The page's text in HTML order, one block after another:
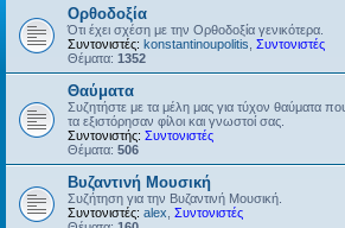
Ορθοδοξία
Ότι έχει σχέση με την Ορθοδοξία γενικότερα.
Συντονιστές: konstantinoupolitis Συντονιστές
Θέματα: 1352
Θαύματα
Συζητήστε με τα μέλη μας για τύχον θαύματα
τα εξιστόρησαν φίλοι και γνωστοί σας.
Συντονιστής: Συντονιστές
Θέματα: 506
Βυζαντινή Μουσική
Συζήτηση για την Βυζαντινή Μουσική.
Συντονιστές: alex Συντονιστές